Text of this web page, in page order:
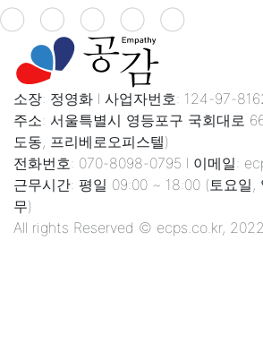
소장: 정영화 l 사업자번호: 124-97-
주소: 서울특별시 영등포구 국회대로
도동, 프리베로오피스텔)
전화번호: 070-8098-0795 l 이메일:
근무시간: 평일 09:00 ~ 18:00 (토요일,
무)
All rights Reserved © ecps.co.kr, 2022